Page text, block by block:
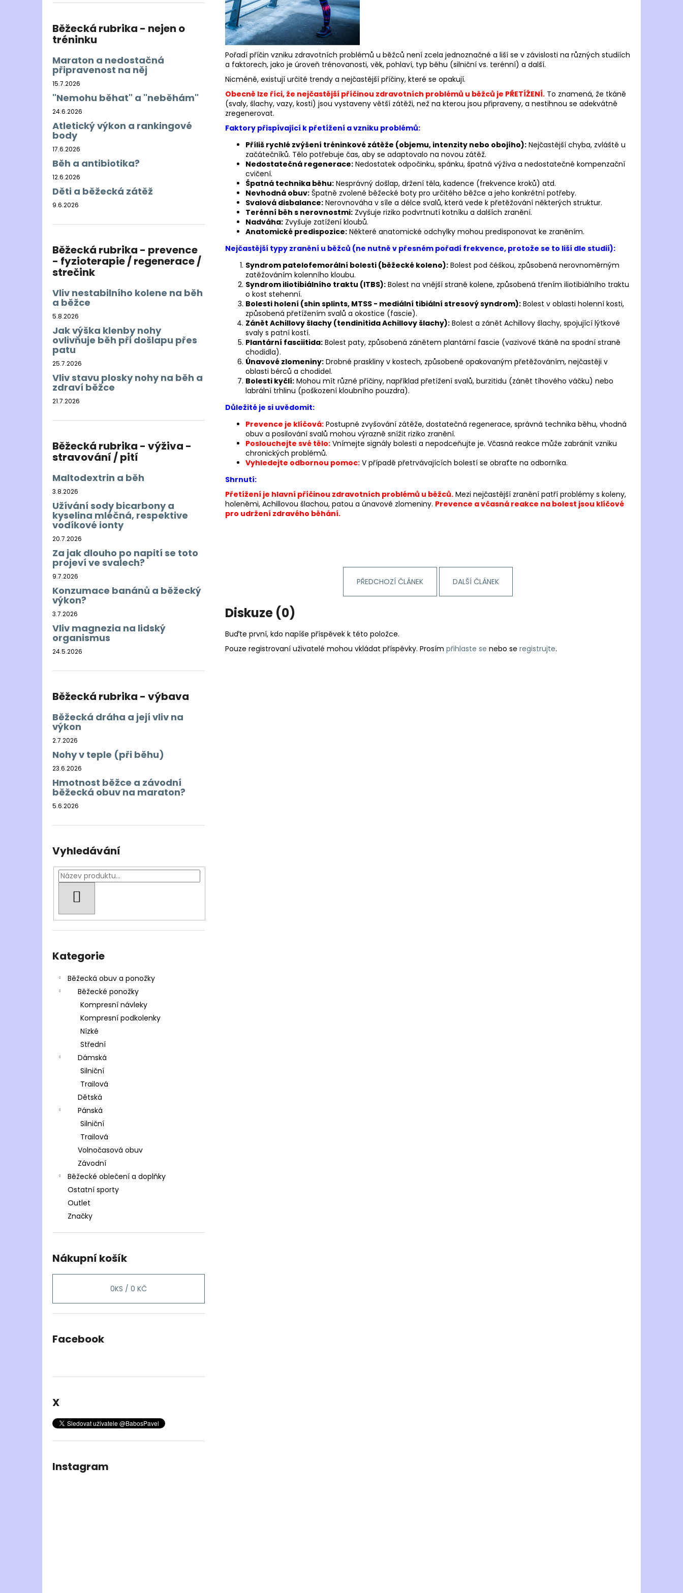
Běžecká rubrika - nejen o
tréninku
Maraton a nedostačná
připravenost na něj
15.7.2026
"Nemohu běhat" a "neběhám"
24.6.2026
Atletický výkon a rankingové
body
17.6.2026
Běh a antibiotika?
12.6.2026
Děti a běžecká zátěž
9.6.2026
Běžecká rubrika - prevence
- fyzioterapie / regenerace /
strečink
Vliv nestabilního kolene na běh
a běžce
5.8.2026
Jak výška klenby nohy
ovlivňuje běh při došlapu přes
patu
25.7.2026
Vliv stavu plosky nohy na běh a
zdraví běžce
21.7.2026
Běžecká rubrika - výživa -
stravování / pití
Maltodextrin a běh
3.8.2026
Užívání sody bicarbony a
kyselina mléčná, respektive
vodíkové ionty
20.7.2026
Za jak dlouho po napití se toto
projeví ve svalech?
9.7.2026
Konzumace banánů a běžecký
výkon?
3.7.2026
Vliv magnezia na lidský
organismus
24.5.2026
Běžecká rubrika - výbava
Běžecká dráha a její vliv na
výkon
2.7.2026
Nohy v teple (při běhu)
23.6.2026
Hmotnost běžce a závodní
běžecká obuv na maraton?
5.6.2026
Vyhledávání
kategorie
Kategorie
Běžecká obuv a ponožky
Běžecké ponožky
Kompresní návleky
Kompresní podkolenky
Nízké
Střední
Dámská
Silniční
Trailová
Dětská
Pánská
Silniční
Trailová
Volnočasová obuv
Závodní
Běžecké oblečení a doplňky
Ostatní sporty
Outlet
Značky
Nákupní košík
0KS / 0 KČ
Facebook
X
Instagram
Pořadí příčin vzniku zdravotních problémů u běžců není zcela jednoznačné a liší se v závislosti na různých studiích
a faktorech, jako je úroveň trénovanosti, věk, pohlaví, typ běhu (silniční vs. terénní) a další.
Nicméně, existují určité trendy a nejčastější příčiny, které se opakují.
Obecně lze říci, že nejčastější příčinou zdravotních problémů u běžců je PŘETÍŽENÍ. To znamená, že tkáně
(svaly, šlachy, vazy, kosti) jsou vystaveny větší zátěži, než na kterou jsou připraveny, a nestihnou se adekvátně
zregenerovat.
Faktory přispívající k přetížení a vzniku problémů:
Příliš rychlé zvýšení tréninkové zátěže (objemu, intenzity nebo obojího): Nejčastější chyba, zvláště u
začátečníků. Tělo potřebuje čas, aby se adaptovalo na novou zátěž.
Nedostatečná regenerace: Nedostatek odpočinku, spánku, špatná výživa a nedostatečné kompenzační
cvičení.
Špatná technika běhu: Nesprávný došlap, držení těla, kadence (frekvence kroků) atd.
Nevhodná obuv: Špatně zvolené běžecké boty pro určitého běžce a jeho konkrétní potřeby.
Svalová disbalance: Nerovnováha v síle a délce svalů, která vede k přetěžování některých struktur.
Terénní běh s nerovnostmi: Zvyšuje riziko podvrtnutí kotníku a dalších zranění.
Nadváha: Zvyšuje zatížení kloubů.
Anatomické predispozice: Některé anatomické odchylky mohou predisponovat ke zraněním.
Nejčastější typy zranění u běžců (ne nutně v přesném pořadí frekvence, protože se to liší dle studií):
Syndrom patelofemorální bolesti (běžecké koleno): Bolest pod čéškou, způsobená nerovnoměrným
zatěžováním kolenního kloubu.
Syndrom iliotibiálního traktu (ITBS): Bolest na vnější straně kolene, způsobená třením iliotibiálního traktu
o kost stehenní.
Bolesti holení (shin splints, MTSS - mediální tibiální stresový syndrom): Bolest v oblasti holenní kosti,
způsobená přetížením svalů a okostice (fascie).
Zánět Achillovy šlachy (tendinitida Achillovy šlachy): Bolest a zánět Achillovy šlachy, spojující lýtkové
svaly s patní kostí.
Plantární fasciitida: Bolest paty, způsobená zánětem plantární fascie (vazivové tkáně na spodní straně
chodidla).
Únavové zlomeniny: Drobné praskliny v kostech, způsobené opakovaným přetěžováním, nejčastěji v
oblasti bérců a chodidel.
Bolesti kyčlí: Mohou mít různé příčiny, například přetížení svalů, burzitidu (zánět tíhového váčku) nebo
labrální trhlinu (poškození kloubního pouzdra).
Důležité je si uvědomit:
Prevence je klíčová: Postupné zvyšování zátěže, dostatečná regenerace, správná technika běhu, vhodná
obuv a posilování svalů mohou výrazně snížit riziko zranění.
Poslouchejte své tělo: Vnímejte signály bolesti a nepodceňujte je. Včasná reakce může zabránit vzniku
chronických problémů.
Vyhledejte odbornou pomoc: V případě přetrvávajících bolestí se obraťte na odborníka.
Shrnutí:
Přetížení je hlavní příčinou zdravotních problémů u běžců. Mezi nejčastější zranění patří problémy s koleny,
holeněmi, Achillovou šlachou, patou a únavové zlomeniny. Prevence a včasná reakce na bolest jsou klíčové
pro udržení zdravého běhání.
PŘEDCHOZÍ ČLÁNEK DALŠÍ ČLÁNEK
Diskuze (0)
Buďte první, kdo napíše příspěvek k této položce.
Pouze registrovaní uživatelé mohou vkládat příspěvky. Prosím přihlaste se nebo se registrujte.
BĚŽECKÁ OBUV JOMA R-6000 2609
Původně:3 000 Kč
BĚŽECKÁ BUNDA RONHILL EVERYDAY
JACKET
899 Kč
Původně:1 200 Kč